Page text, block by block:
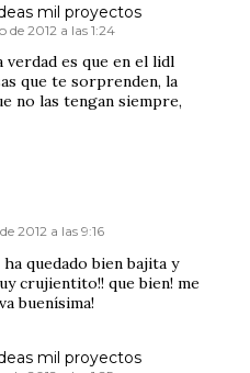
mil proyectos
de 2012 a las 1:24
verdad es que en el lidl
que te sorprenden, la
no las tengan siempre,
2012 a las 9:16
quedado bien bajita y
crujientito!! que bien! me
buenísima!
mil proyectos